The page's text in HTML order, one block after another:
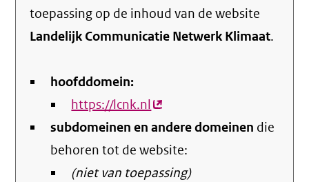
toepassing op de inhoud van de website
Landelijk Communicatie Netwerk Klimaat.
hoofddomein:
https://lcnk.nl(externe
link)
subdomeinen en andere domeinen die
behoren tot de website:
(niet van toepassing)